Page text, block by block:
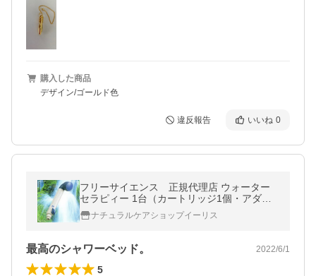
購入した商品
デザイン/ゴールド色
違反報告 いいね 0
フリーサイエンス 正規代理店 ウォーター
セラピィー 1台（カートリッジ1個・アダプ
ター3種付）浴室シャワー浄水器 素粒水
シャワーヘッド型
ナチュラルケアショップイーリス
最高のシャワーベッド。 2022/6/1
5